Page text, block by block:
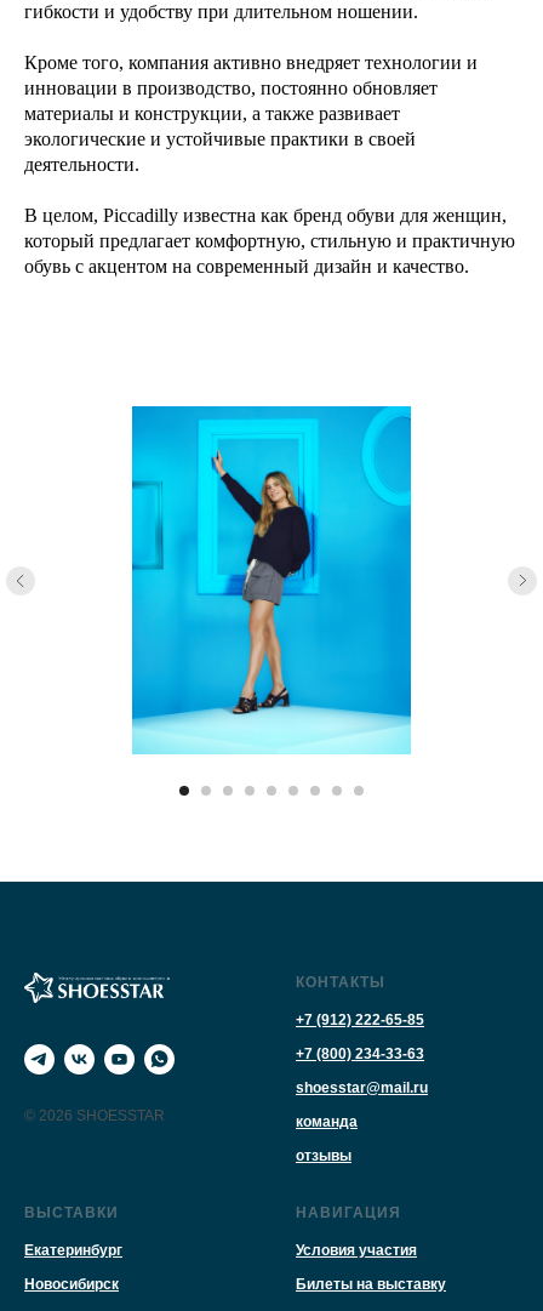
гибкости и удобству при длительном ношении.
Кроме того, компания активно внедряет технологии и
инновации в производство, постоянно обновляет
материалы и конструкции, а также развивает
экологические и устойчивые практики в своей
деятельности.
В целом, Piccadilly известна как бренд обуви для женщин,
который предлагает комфортную, стильную и практичную
обувь с акцентом на современный дизайн и качество.
© 2026 SHOESSTAR
КОНТАКТЫ
+7 (912) 222-65-85
+7 (800) 234-33-63
shoesstar@mail.ru
команда
отзывы
ВЫСТАВКИ
Екатеринбург
Новосибирск
НАВИГАЦИЯ
Условия участия
Билеты на выставку